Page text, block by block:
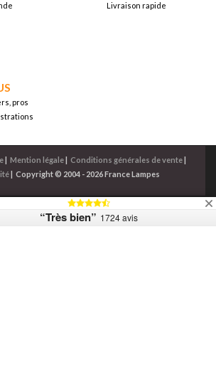
Livraison rapide
pros
| Mention légale| Conditions générales de vente|
| Copyright © 2004 - 2026 France Lampes
“Très bien” 1724 avis